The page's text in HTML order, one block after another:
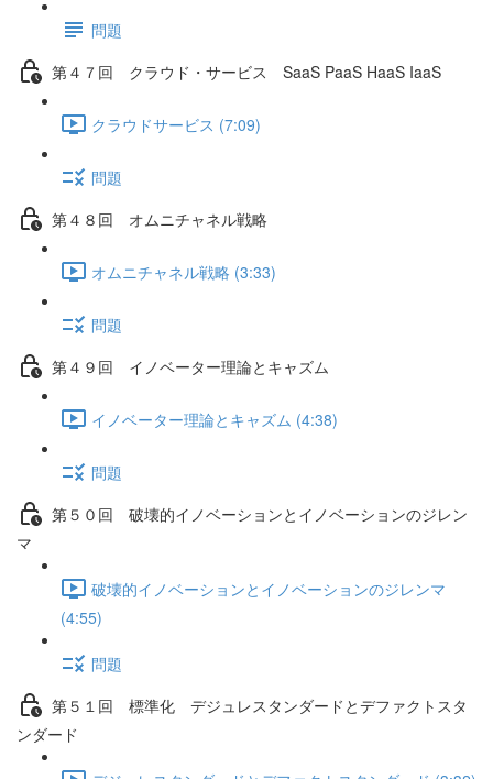
問題
第４７回 クラウド・サービス SaaS PaaS HaaS IaaS
クラウドサービス (7:09)
問題
第４８回 オムニチャネル戦略
オムニチャネル戦略 (3:33)
問題
第４９回 イノベーター理論とキャズム
イノベーター理論とキャズム (4:38)
問題
第５０回 破壊的イノベーションとイノベーションのジレン
マ
破壊的イノベーションとイノベーションのジレンマ
(4:55)
問題
第５１回 標準化 デジュレスタンダードとデファクトスタ
ンダード